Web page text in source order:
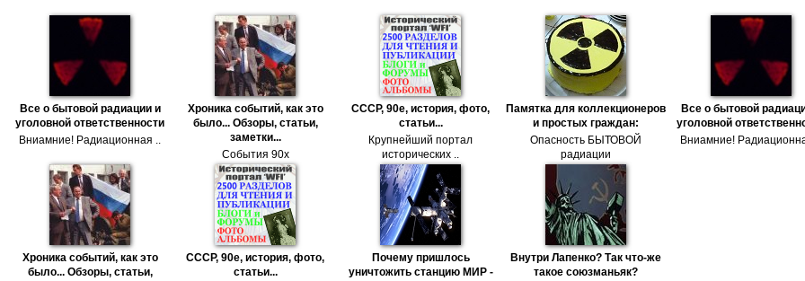
Все о бытовой радиации и
уголовной ответственности
Вниамние! Радиационная ..
Хроника событий, как это
было... Обзоры, статьи,
заметки...
События 90х
СССР, 90е, история, фото,
статьи...
Крупнейший портал
исторических ..
Памятка для коллекционеров
и простых граждан:
Опасность БЫТОВОЙ
радиации
Все о бытовой
уголовной
Вниамние!
Хроника событий, как это
было... Обзоры, статьи,
СССР, 90е, история, фото,
статьи...
Почему пришлось
уничтожить станцию МИР -
Внутри Лапенко? Так что-же
такое союзманьяк?